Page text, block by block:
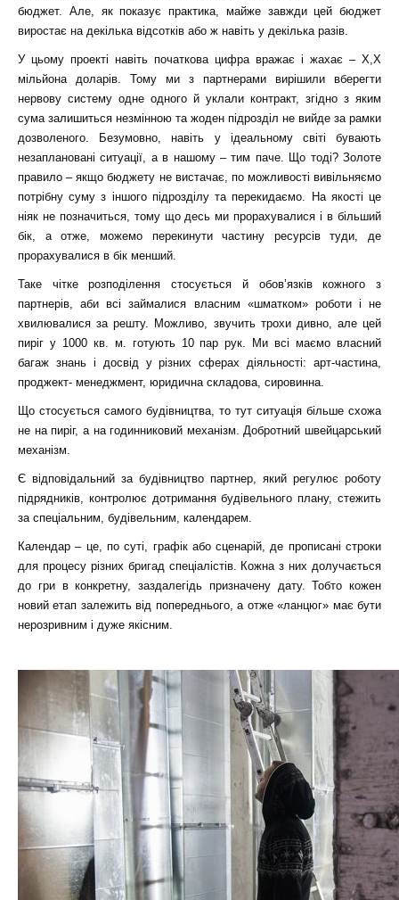
бюджет. Але, як показує практика, майже завжди цей бюджет
виростає на декілька відсотків або ж навіть у декілька разів.
У цьому проекті навіть початкова цифра вражає і жахає – X,X
мільйона доларів. Тому ми з партнерами вирішили вберегти
нервову систему одне одного й уклали контракт, згідно з яким
сума залишиться незмінною та жоден підрозділ не вийде за рамки
дозволеного. Безумовно, навіть у ідеальному світі бувають
незаплановані ситуації, а в нашому – тим паче. Що тоді? Золоте
правило – якщо бюджету не вистачає, по можливості вивільняємо
потрібну суму з іншого підрозділу та перекидаємо. На якості це
ніяк не позначиться, тому що десь ми прорахувалися і в більший
бік, а отже, можемо перекинути частину ресурсів туди, де
прорахувалися в бік менший.
Таке чітке розподілення стосується й обов’язків кожного з
партнерів, аби всі займалися власним «шматком» роботи і не
хвилювалися за решту. Можливо, звучить трохи дивно, але цей
пиріг у 1000 кв. м. готують 10 пар рук. Ми всі маємо власний
багаж знань і досвід у різних сферах діяльності: арт-частина,
проджект- менеджмент, юридична складова, сировинна.
Що стосується самого будівництва, то тут ситуація більше схожа
не на пиріг, а на годинниковий механізм. Добротний швейцарський
механізм.
Є відповідальний за будівництво партнер, який регулює роботу
підрядників, контролює дотримання будівельного плану, стежить
за спеціальним, будівельним, календарем.
Календар – це, по суті, графік або сценарій, де прописані строки
для процесу різних бригад спеціалістів. Кожна з них долучається
до гри в конкретну, заздалегідь призначену дату. Тобто кожен
новий етап залежить від попереднього, а отже «ланцюг» має бути
нерозривним і дуже якісним.